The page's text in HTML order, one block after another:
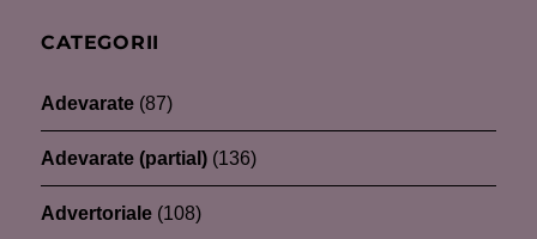
CATEGORII
Adevarate (87)
Adevarate (partial) (136)
Advertoriale (108)